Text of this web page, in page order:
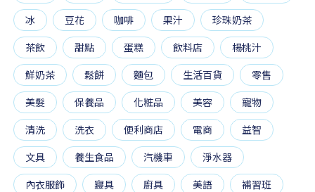
冰
豆花 咖啡 果汁
珍珠奶茶
茶飲
甜點 蛋糕 飲料店
楊桃汁
鮮奶茶
鬆餅 麵包 生活百貨
零售
美髮
保養品 化粧品 美容
寵物
清洗
洗衣 便利商店 電商
益智
文具
養生食品 汽機車
淨水器
內衣服飾
寢具 廚具 美語
補習班